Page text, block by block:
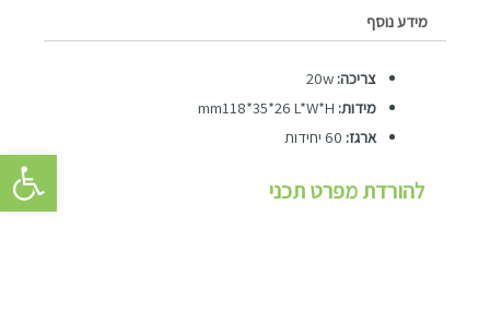
פתח
מידע נוסף
צריכה:
מידות: mm118*35*26 L*W*H
ארגז:
להורדת מפרט תכני